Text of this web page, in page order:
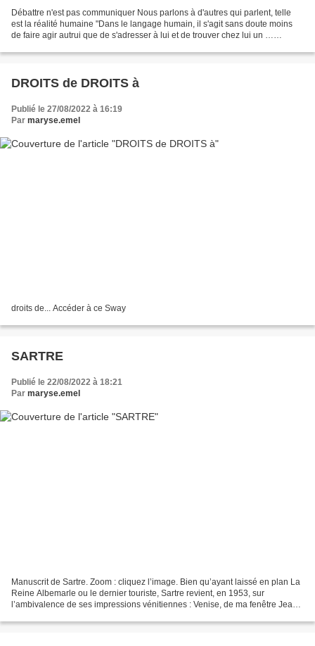
Débattre n'est pas communiquer Nous parlons à d'autres qui parlent, telle
est la réalité humaine "Dans le langage humain, il s'agit sans doute moins
de faire agir autrui que de s'adresser à lui et de trouver chez lui un …
DROITS de DROITS à
Publié le 27/08/2022 à 16:19
Par maryse.emel
droits de... Accéder à ce Sway
SARTRE
Publié le 22/08/2022 à 18:21
Par maryse.emel
Manuscrit de Sartre. Zoom : cliquez l’image. Bien qu’ayant laissé en plan La
Reine Albemarle ou le dernier touriste, Sartre revient, en 1953, sur
l’ambivalence de ses impressions vénitiennes : Venise, de ma fenêtre Jean-